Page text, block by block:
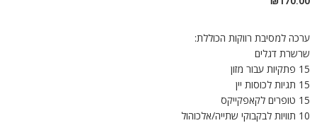
ערכה למסיבת רווקות הכוללת:
שרשרת דגלים
15 פתקיות עבור מזון
15 תגיות לכוסות יין
15 טופרים לקאפקייקס
10 תוויות לבקבוקי שתייה/אלכוהול